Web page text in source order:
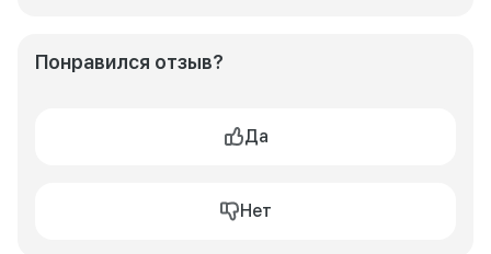
Понравился отзыв?
Да
Нет